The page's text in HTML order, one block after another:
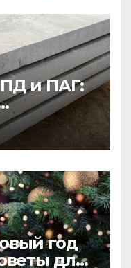
и ПАГ:
год
для